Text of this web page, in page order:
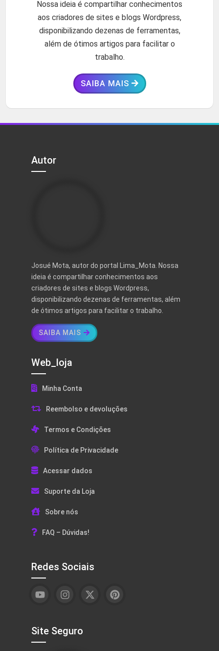
Nossa ideia é compartilhar conhecimentos
aos criadores de sites e blogs Wordpress,
disponibilizando dezenas de ferramentas,
além de ótimos artigos para facilitar o
trabalho.
SAIBA MAIS
Autor
Josué Mota, autor do portal Lima_Mota. Nossa
ideia é compartilhar conhecimentos aos
criadores de sites e blogs Wordpress,
disponibilizando dezenas de ferramentas, além
de ótimos artigos para facilitar o trabalho.
SAIBA MAIS
Web_loja
Minha Conta
Reembolso e devoluções
Termos e Condições
Política de Privacidade
Acessar dados
Suporte da Loja
Sobre nós
FAQ – Dúvidas!
Redes Sociais
Site Seguro